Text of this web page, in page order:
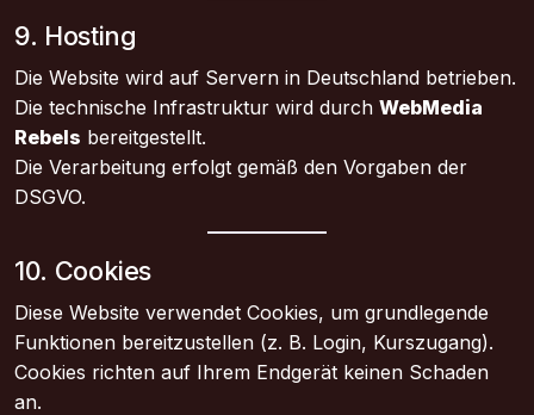
9. Hosting
Die Website wird auf Servern in Deutschland betrieben.
Die technische Infrastruktur wird durch WebMedia
Rebels bereitgestellt.
Die Verarbeitung erfolgt gemäß den Vorgaben der
DSGVO.
10. Cookies
Diese Website verwendet Cookies, um grundlegende
Funktionen bereitzustellen (z. B. Login, Kurszugang).
Cookies richten auf Ihrem Endgerät keinen Schaden
an.